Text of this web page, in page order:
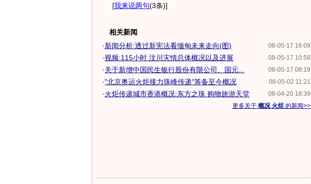
[我来说两句(3条)]
相关新闻
08-05-17 16:09
·新闻分析:透过新宪法看缅甸未来走向(图)
08-05-17 10:58
·视频:115小时 汶川灾情总体概况以及进展
08-05-17 08:19
·关于新增中国民生银行股份有限公司、国元...
08-05-02 11:21
·"北京奥运火炬接力珠峰传递"筹备至今概况
08-04-20 18:39
·火炬传递城市香港概况:东方之珠 购物旅游天堂
更多关于 概况 火炬 的新闻>>